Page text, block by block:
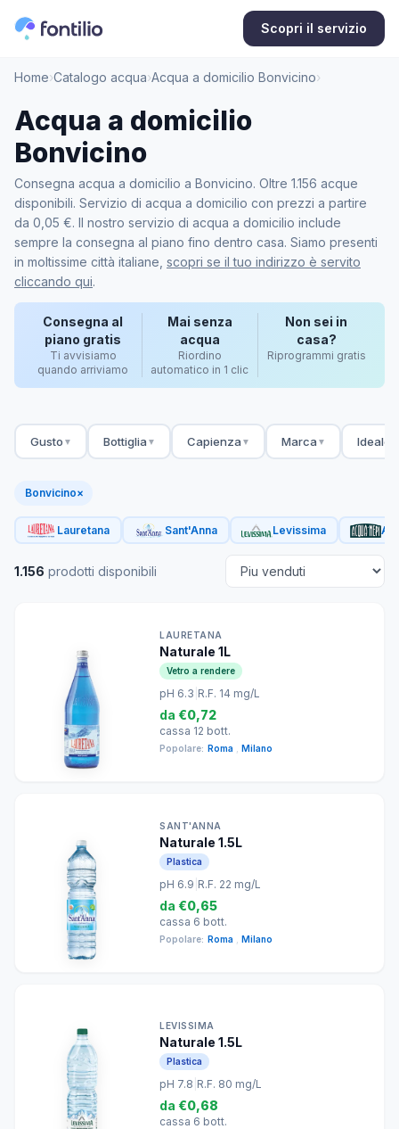
Scopri il servizio
Home›Catalogo acqua›Acqua a domicilio Bonvicino›
Acqua a domicilio
Bonvicino
Consegna acqua a domicilio a Bonvicino. Oltre 1.156 acque
disponibili. Servizio di acqua a domicilio con prezzi a partire
da 0,05 €. Il nostro servizio di acqua a domicilio include
sempre la consegna al piano fino dentro casa. Siamo presenti
in moltissime città italiane, scopri se il tuo indirizzo è servito
cliccando qui.
Consegna al
piano gratis
Ti avvisiamo
quando arriviamo
Mai senza
acqua
Riordino
automatico in 1 clic
Non sei in
casa?
Riprogrammi gratis
Gusto ▼ Bottiglia ▼ Capienza ▼ Marca ▼ Ideale
Bonvicino×
Lauretana Sant'Anna Levissima
1.156 prodotti disponibili
LAURETANA
Naturale 1L
Vetro a rendere
pH 6.3 R.F. 14 mg/L
da €0,72
cassa 12 bott.
Popolare: Roma Milano
SANT'ANNA
Naturale 1.5L
Plastica
pH 6.9 R.F. 22 mg/L
da €0,65
cassa 6 bott.
Popolare: Roma Milano
LEVISSIMA
Naturale 1.5L
Plastica
pH 7.8 R.F. 80 mg/L
da €0,68
cassa 6 bott.